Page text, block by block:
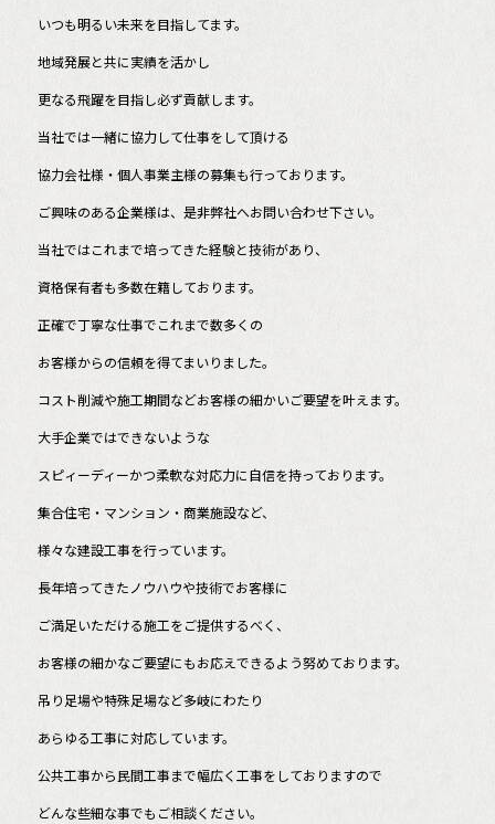
いつも明るい未来を目指してます。
地域発展と共に実績を活かし
更なる飛躍を目指し必ず貢献します。
当社では一緒に協力して仕事をして頂ける
協力会社様・個人事業主様の募集も行っております。
ご興味のある企業様は、是非弊社へお問い合わせ下さい。
当社ではこれまで培ってきた経験と技術があり、
資格保有者も多数在籍しております。
正確で丁寧な仕事でこれまで数多くの
お客様からの信頼を得てまいりました。
コスト削減や施工期間などお客様の細かいご要望を叶えます。
大手企業ではできないような
スピィーディーかつ柔軟な対応力に自信を持っております。
集合住宅・マンション・商業施設など、
様々な建設工事を行っています。
長年培ってきたノウハウや技術でお客様に
ご満足いただける施工をご提供するべく、
お客様の細かなご要望にもお応えできるよう努めております。
吊り足場や特殊足場など多岐にわたり
あらゆる工事に対応しています。
公共工事から民間工事まで幅広く工事をしておりますので
どんな些細な事でもご相談ください。